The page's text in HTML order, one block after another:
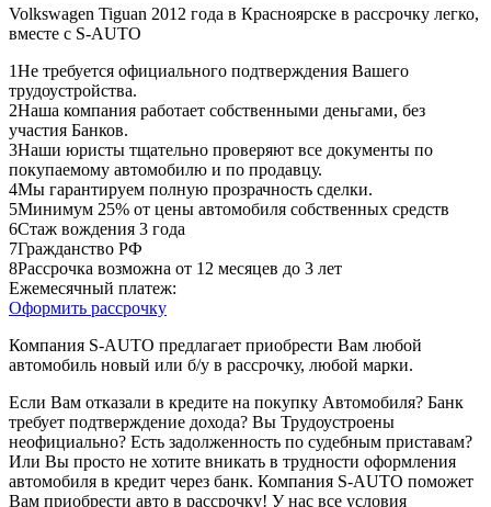
Volkswagen Tiguan 2012 года в Красноярске в рассрочку легко,
вместе с S-AUTO
1Не требуется официального подтверждения Вашего
трудоустройства.
2Наша компания работает собственными деньгами, без
участия Банков.
3Наши юристы тщательно проверяют все документы по
покупаемому автомобилю и по продавцу.
4Мы гарантируем полную прозрачность сделки.
5Минимум 25% от цены автомобиля собственных средств
6Стаж вождения 3 года
7Гражданство РФ
8Рассрочка возможна от 12 месяцев до 3 лет
Ежемесячный платеж:
Оформить рассрочку
Компания S-AUTO предлагает приобрести Вам любой
автомобиль новый или б/у в рассрочку, любой марки.
Если Вам отказали в кредите на покупку Автомобиля? Банк
требует подтверждение дохода? Вы Трудоустроены
неофициально? Есть задолженность по судебным приставам?
Или Вы просто не хотите вникать в трудности оформления
автомобиля в кредит через банк. Компания S-AUTO поможет
Вам приобрести авто в рассрочку! У нас все условия